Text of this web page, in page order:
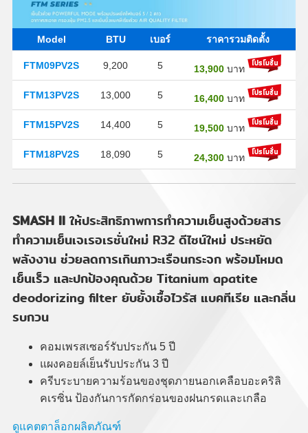
Model BTU เบอร์ ราคารวมติดตั้ง
FTM09PV2S 9,200 5 13,900 บาท
FTM13PV2S 13,000 5 16,400 บาท
FTM15PV2S 14,400 5 19,500 บาท
FTM18PV2S 18,090 5 24,300 บาท
SMASH IIให้ประสิทธิภาพการทำความเย็นสูงด้วยสาร
ทำความเย็นเจเรอเรชั่นใหม่ R32 ดีไซน์ใหม่ ประหยัด
พลังงาน ช่วยลดการเกินภาวะเรือนกระจก พร้อมโหมด
เย็นเร็ว และปกป้องคุณด้วย Titanium apatite
deodorizing filter ยับยั้งเชื้อไวรัส แบคทีเรีย และกลิ่น
รบกวน
คอมเพรสเซอร์รับประกัน 5 ปี
แผงคอยล์เย็นรับประกัน 3 ปี
ครีบระบายความร้อนของชุดภายนอกเคลือบอะคริลิ
คเรซิ่น ป้องกันการกัดกร่อนของฝนกรดและเกลือ
ดูแคตตาล็อกผลิตภัณฑ์